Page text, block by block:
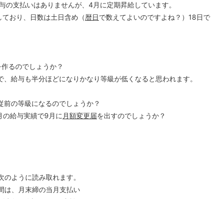
の支払いはありませんが、4月に定期昇給しています。
おり、日数は土日含め（暦日で数えてよいのですよね？）18日で
作るのでしょうか？
給与も半分ほどになりかなり等級が低くなると思われます。
の等級になるのでしょうか？
給与実績で9月に 月額変更届を出すのでしょうか？
ように読み取れます。
、月末締の当月支払い